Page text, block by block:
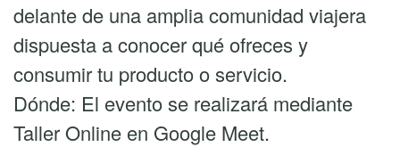
delante de una amplia comunidad viajera
dispuesta a conocer qué ofreces y
consumir tu producto o servicio.
Dónde: El evento se realizará mediante
Taller Online en Google Meet.